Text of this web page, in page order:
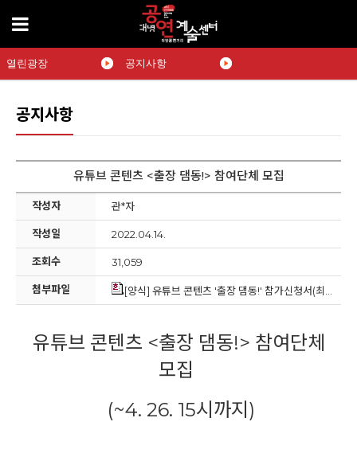
열린광장 공지사항
공지사항
유튜브 콘텐츠 <출장 댐동!> 참여단체 모집
작성자 관*자
작성일 2022.04.14.
조회수 31,059
첨부파일 [양식] 유튜브 콘텐츠 '출장 댐동!' 참가신청서(최종).hwp
유튜브 콘텐츠 <출장 댐동!> 참여단체
모집
(~4. 26. 15시까지)